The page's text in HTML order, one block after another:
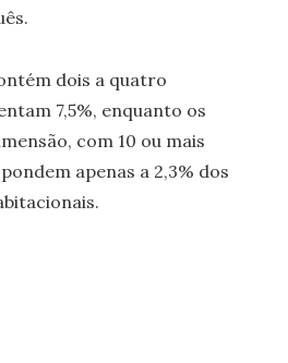
dois a quatro
7,5%, enquanto os
com 10 ou mais
apenas a 2,3% dos